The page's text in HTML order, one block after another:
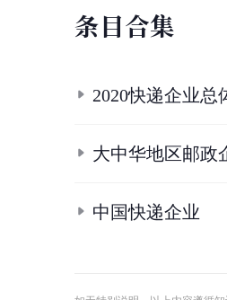
条目合集
2020快递企业总
大中华地区邮政
中国快递企业